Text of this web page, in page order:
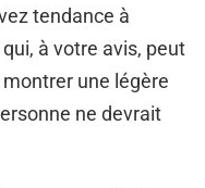
tendance à
à votre avis, peut
une légère
ne devrait